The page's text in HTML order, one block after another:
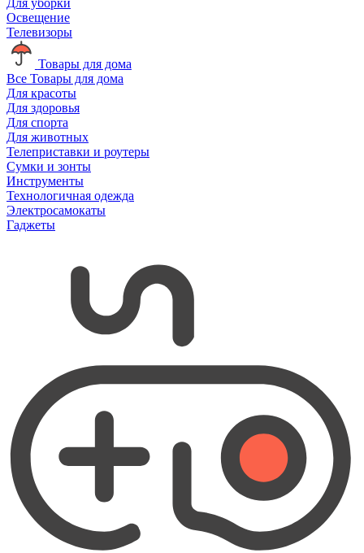
Освещение
Телевизоры
Товары для дома
Все Товары для дома
Для красоты
Для здоровья
Для спорта
Для животных
Телеприставки и роутеры
Сумки и зонты
Инструменты
Технологичная одежда
Электросамокаты
Гаджеты